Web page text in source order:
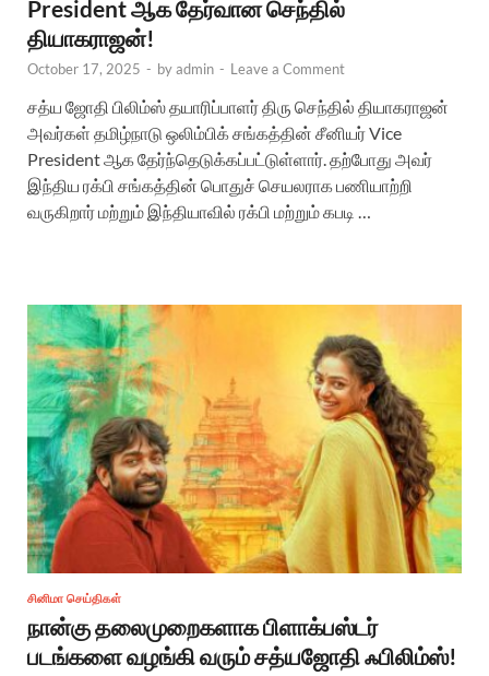
President ஆக தேர்வான செந்தில்
தியாகராஜன்!
October 17, 2025 - byadmin - Leave a Comment
சத்ய ஜோதி பிலிம்ஸ் தயாரிப்பாளர் திரு செந்தில் தியாகராஜன்
அவர்கள் தமிழ்நாடு ஒலிம்பிக் சங்கத்தின் சீனியர் Vice
President ஆக தேர்ந்தெடுக்கப்பட்டுள்ளார். தற்போது அவர்
இந்திய ரக்பி சங்கத்தின் பொதுச் செயலராக பணியாற்றி
வருகிறார் மற்றும் இந்தியாவில் ரக்பி மற்றும் கபடி …
சினிமா செய்திகள்
நான்கு தலைமுறைகளாக பிளாக்பஸ்டர்
படங்களை வழங்கி வரும் சத்யஜோதி ஃபிலிம்ஸ்!